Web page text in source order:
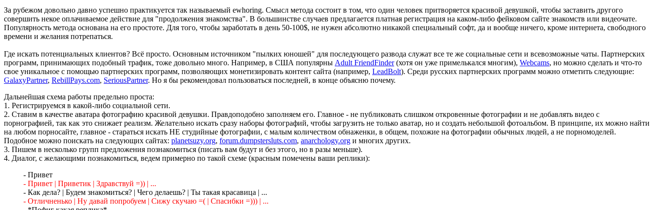
За рубежом довольно давно успешно практикуется так называемый ewhoring. Смысл метода состоит в том, что один человек притворяется красивой девушкой, чтобы заставить другого
совершить некое оплачиваемое действие для "продолжения знакомства". В большинстве случаев предлагается платная регистрация на каком-либо фейковом сайте знакомств или видеочате.
Популярность метода основана на его простоте. Для того, чтобы заработать в день 50-100$, не нужен абсолютно никакой специальный софт, да и вообще ничего, кроме интернета, свободного
времени и желания потрепаться.
Где искать потенциальных клиентов? Всё просто. Основным источником "пылких юношей" для последующего развода служат все те же социальные сети и всевозможные чаты. Партнерских
программ, принимающих подобный трафик, тоже довольно много. Например, в США популярны Adult FriendFinder(хотя он уже примелькался многим), Webcams, но можно сделать и что-то
свое уникальное с помощью партнерских программ, позволяющих монетизировать контент сайта (например, LeadBolt). Среди русских партнерских программ можно отметить следующие:
GalaxyPartner, RebillPays.com, SeriousPartner. Но я бы рекомендовал пользоваться последней, в конце объясню почему.
Дальнейшая схема работы предельно проста:
1. Регистрируемся в какой-либо социальной сети.
2. Ставим в качестве аватара фотографию красивой девушки. Правдоподобно заполняем его. Главное - не публиковать слишком откровенные фотографии и не добавлять видео с
порнографией, так как это снижает реализм. Желательно искать сразу наборы фотографий, чтобы загрузить не только аватар, но и создать небольшой фотоальбом. В принципе, их можно найти
на любом порносайте, главное - стараться искать НЕ студийные фотографии, с малым количеством обнаженки, в общем, похожие на фотографии обычных людей, а не порномоделей.
Подобное можно поискать на следующих сайтах: planetsuzy.org, forum.dumpstersluts.com, anarchology.org и многих других.
3. Пишем в несколько групп предложения познакомиться (писать вам будут и без этого, но в разы меньше).
4. Диалог, с желающими познакомиться, ведем примерно по такой схеме (красным помечены ваши реплики):
- Привет
- Привет | Приветик | Здравствуй =)) | ...
- Как дела? | Будем знакомиться? | Чего делаешь? | Ты такая красавица | ...
- Отличненько | Ну давай попробуем | Сижу скучаю =( | Спасибки =))) | ...